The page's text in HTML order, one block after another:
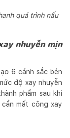
quá trình nấu
nhuyễn mịn
6 cánh sắc bén
độ xay nhuyễn
phẩm sau khi
mất công xay